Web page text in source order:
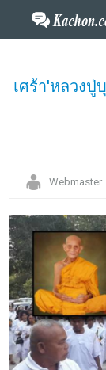
เศร้า'หลวง
Webmaster